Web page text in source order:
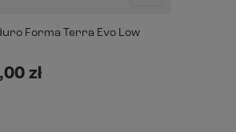
Forma Terra Evo Low
zł